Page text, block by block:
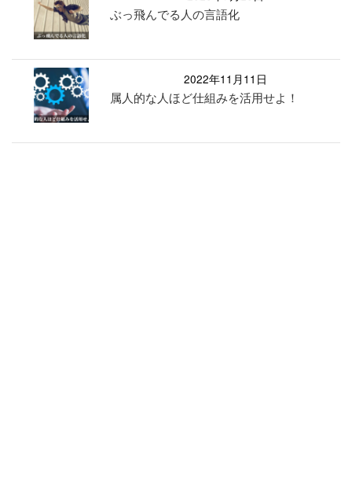
ぶっ飛んでる人の言語化
2022年11月11日
属人的な人ほど仕組みを活用せよ！